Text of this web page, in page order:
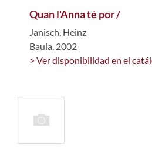
Quan l'Anna té por /
Janisch, Heinz
Baula, 2002
> Ver disponibilidad en el